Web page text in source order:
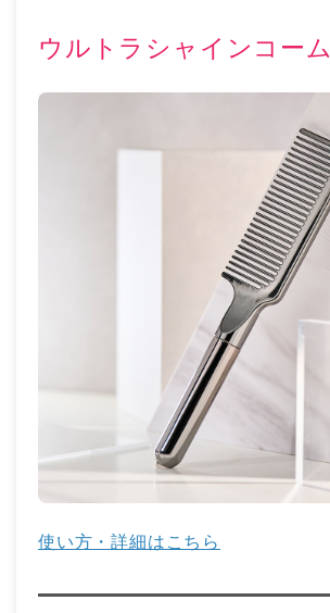
ウルトラシャインコーム
使い方・詳細はこちら